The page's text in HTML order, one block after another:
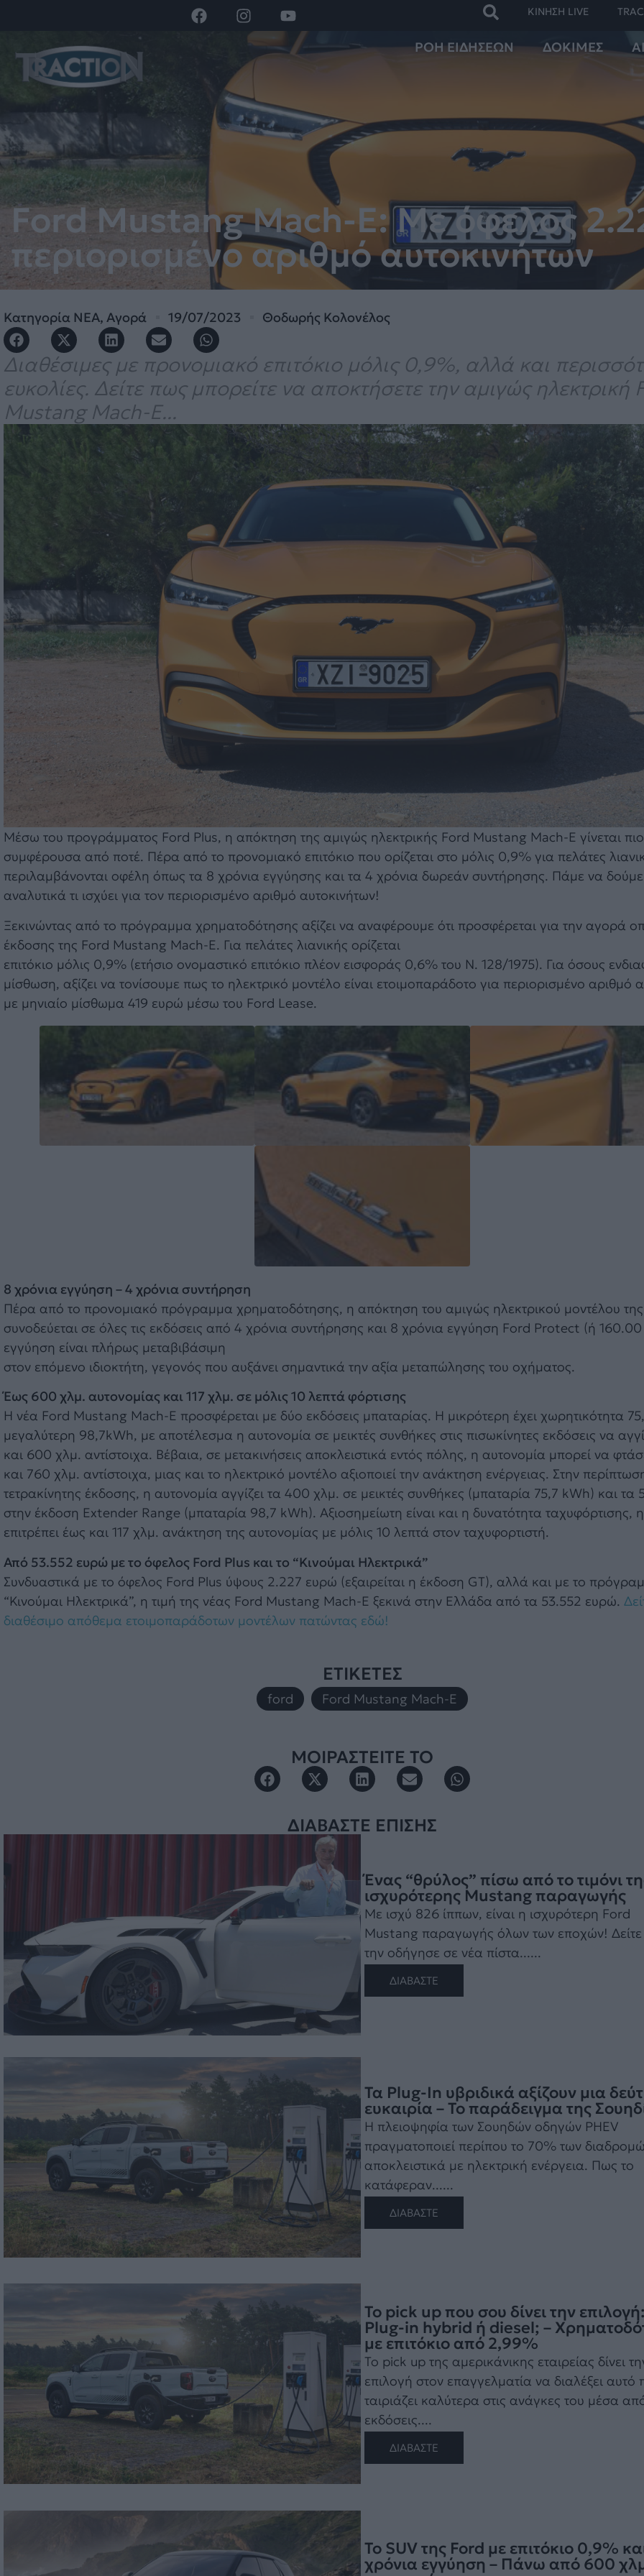
ΚΙΝΗΣΗ LIVE
ΡΟΗ ΕΙΔΗΣΕΩΝ ΔΟΚΙΜΕΣ
Ford Mustang Mach-E: Με όφελος
περιορισμένο αριθμό αυτοκινήτων
Κατηγορία ΝΕΑ, Αγορά 19/07/2023 Θοδωρής Κολονέλος
Διαθέσιμες με προνομιακό επιτόκιο μόλις 0,9%, αλλά και
ευκολίες. Δείτε πως μπορείτε να αποκτήσετε την αμιγώς ηλεκτρική
Mustang Mach-E...
Μέσω του προγράμματος Ford Plus, η απόκτηση της αμιγώς ηλεκτρικής Ford Mustang Mach-E γίνεται πιο
συμφέρουσα από ποτέ. Πέρα από το προνομιακό επιτόκιο που ορίζεται στο μόλις 0,9% για πελάτες
περιλαμβάνονται οφέλη όπως τα 8 χρόνια εγγύησης και τα 4 χρόνια δωρεάν συντήρησης. Πάμε να
αναλυτικά τι ισχύει για τον περιορισμένο αριθμό αυτοκινήτων!
Ξεκινώντας από το πρόγραμμα χρηματοδότησης αξίζει να αναφέρουμε ότι προσφέρεται για την αγορά
έκδοσης της Ford Mustang Mach-E. Για πελάτες λιανικής ορίζεται
επιτόκιο μόλις 0,9% (ετήσιο ονομαστικό επιτόκιο πλέον εισφοράς 0,6% του Ν. 128/1975). Για όσους
μίσθωση, αξίζει να τονίσουμε πως το ηλεκτρικό μοντέλο είναι ετοιμοπαράδοτο για περιορισμένο αριθμό
με μηνιαίο μίσθωμα 419 ευρώ μέσω του Ford Lease.
8 χρόνια εγγύηση – 4 χρόνια συντήρηση
Πέρα από το προνομιακό πρόγραμμα χρηματοδότησης, η απόκτηση του αμιγώς ηλεκτρικού μοντέλου
συνοδεύεται σε όλες τις εκδόσεις από 4 χρόνια συντήρησης και 8 χρόνια εγγύηση Ford Protect (ή
εγγύηση είναι πλήρως μεταβιβάσιμη
στον επόμενο ιδιοκτήτη, γεγονός που αυξάνει σημαντικά την αξία μεταπώλησης του οχήματος.
Έως 600 χλμ. αυτονομίας και 117 χλμ. σε μόλις 10 λεπτά φόρτισης
Η νέα Ford Mustang Mach-E προσφέρεται με δύο εκδόσεις μπαταρίας. Η μικρότερη έχει χωρητικότητα
μεγαλύτερη 98,7kWh, με αποτέλεσμα η αυτονομία σε μεικτές συνθήκες στις πισωκίνητες εκδόσεις να
και 600 χλμ. αντίστοιχα. Βέβαια, σε μετακινήσεις αποκλειστικά εντός πόλης, η αυτονομία μπορεί να
και 760 χλμ. αντίστοιχα, μιας και το ηλεκτρικό μοντέλο αξιοποιεί την ανάκτηση ενέργειας. Στην
τετρακίνητης έκδοσης, η αυτονομία αγγίζει τα 400 χλμ. σε μεικτές συνθήκες (μπαταρία 75,7 kWh) και τα
στην έκδοση Extender Range (μπαταρία 98,7 kWh). Αξιοσημείωτη είναι και η δυνατότητα ταχυφόρτισης,
επιτρέπει έως και 117 χλμ. ανάκτηση της αυτονομίας με μόλις 10 λεπτά στον ταχυφορτιστή.
Από 53.552 ευρώ με το όφελος Ford Plus και το “Κινούμαι Ηλεκτρικά”
Συνδυαστικά με το όφελος Ford Plus ύψους 2.227 ευρώ (εξαιρείται η έκδοση GT), αλλά και με το
“Κινούμαι Ηλεκτρικά”, η τιμή της νέας Ford Mustang Mach-E ξεκινά στην Ελλάδα από τα 53.552 ευρώ.
διαθέσιμο απόθεμα ετοιμοπαράδοτων μοντέλων πατώντας εδώ!
ΕΤΙΚΕΤΕΣ
ford Ford Mustang Mach-E
ΜΟΙΡΑΣΤΕΙΤΕ ΤΟ
ΔΙΑΒΑΣΤΕ ΕΠΙΣΗΣ
Ένας “θρύλος” πίσω από το τιμόνι
ισχυρότερης Mustang παραγωγής
Με ισχύ 826 ίππων, είναι η ισχυρότερη Ford
Mustang παραγωγής όλων των εποχών! Δείτε
την οδήγησε σε νέα πίστα......
ΔΙΑΒΑΣΤΕ
Τα Plug-In υβριδικά αξίζουν μια
ευκαιρία – Το παράδειγμα της
Η πλειοψηφία των Σουηδών οδηγών PHEV
πραγματοποιεί περίπου το 70% των
αποκλειστικά με ηλεκτρική ενέργεια. Πως το
κατάφεραν......
ΔΙΑΒΑΣΤΕ
Το pick up που σου δίνει την
Plug-in hybrid ή diesel; –
με επιτόκιο από 2,99%
Το pick up της αμερικάνικης εταιρείας δίνει
επιλογή στον επαγγελματία να διαλέξει αυτό
ταιριάζει καλύτερα στις ανάγκες του μέσα
εκδόσεις....
ΔΙΑΒΑΣΤΕ
Το SUV της Ford με επιτόκιο 0,9%
χρόνια εγγύηση – Πάνω από 600